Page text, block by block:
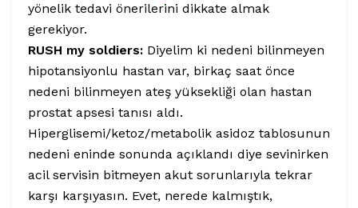
yönelik tedavi önerilerini dikkate almak
gerekiyor.
RUSH my soldiers: Diyelim ki nedeni bilinmeyen
hipotansiyonlu hastan var, birkaç saat önce
nedeni bilinmeyen ateş yüksekliği olan hastan
prostat apsesi tanısı aldı.
Hiperglisemi/ketoz/metabolik asidoz tablosunun
nedeni eninde sonunda açıklandı diye sevinirken
acil servisin bitmeyen akut sorunlarıyla tekrar
karşı karşıyasın. Evet, nerede kalmıştık,